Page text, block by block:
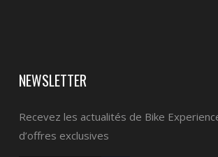
NEWSLETTER
Recevez les actualités de Bike
d’offres exclusives